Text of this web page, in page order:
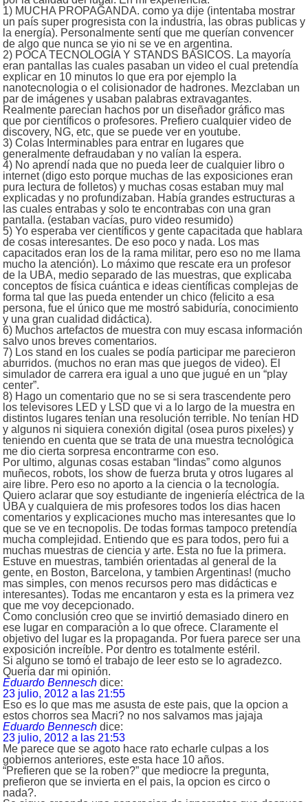
1) MUCHA PROPAGANDA. como ya dije (intentaba mostrar
un país super progresista con la industria, las obras publicas y
la energía). Personalmente sentí que me querían convencer
de algo que nunca se vio ni se ve en argentina.
2) POCA TECNOLOGÍA Y STANDS BÁSICOS. La mayoría
eran pantallas las cuales pasaban un video el cual pretendía
explicar en 10 minutos lo que era por ejemplo la
nanotecnologia o el colisionador de hadrones. Mezclaban un
par de imágenes y usaban palabras extravagantes.
Realmente parecían hachos por un diseñador gráfico mas
que por científicos o profesores. Prefiero cualquier video de
discovery, NG, etc, que se puede ver en youtube.
3) Colas Interminables para entrar en lugares que
generalmente defraudaban y no valían la espera.
4) No aprendí nada que no pueda leer de cualquier libro o
internet (digo esto porque muchas de las exposiciones eran
pura lectura de folletos) y muchas cosas estaban muy mal
explicadas y no profundizaban. Había grandes estructuras a
las cuales entrabas y solo te encontrabas con una gran
pantalla. (estaban vacías, puro video resumido)
5) Yo esperaba ver científicos y gente capacitada que hablara
de cosas interesantes. De eso poco y nada. Los mas
capacitados eran los de la rama militar, pero eso no me llama
mucho la atención). Lo máximo que rescate era un profesor
de la UBA, medio separado de las muestras, que explicaba
conceptos de física cuántica e ideas científicas complejas de
forma tal que las pueda entender un chico (felicito a esa
persona, fue el único que me mostró sabiduría, conocimiento
y una gran cualidad didáctica).
6) Muchos artefactos de muestra con muy escasa información
salvo unos breves comentarios.
7) Los stand en los cuales se podía participar me parecieron
aburridos. (muchos no eran mas que juegos de video). El
simulador de carrera era igual a uno que jugué en un “play
center”.
8) Hago un comentario que no se si sera trascendente pero
los televisores LED y LSD que vi a lo largo de la muestra en
distintos lugares tenían una resolución terrible. No tenían HD
y algunos ni siquiera conexión digital (osea puros pixeles) y
teniendo en cuenta que se trata de una muestra tecnológica
me dio cierta sorpresa encontrarme con eso.
Por ultimo, algunas cosas estaban “lindas” como algunos
muñecos, robots, los show de fuerza bruta y otros lugares al
aire libre. Pero eso no aporto a la ciencia o la tecnología.
Quiero aclarar que soy estudiante de ingeniería eléctrica de la
UBA y cualquiera de mis profesores todos los dias hacen
comentarios y explicaciones mucho mas interesantes que lo
que se ve en tecnopolis. De todas formas tampoco pretendía
mucha complejidad. Entiendo que es para todos, pero fui a
muchas muestras de ciencia y arte. Esta no fue la primera.
Estuve en muestras, también orientadas al general de la
gente, en Boston, Barcelona, y tambien Argentinas! (mucho
mas simples, con menos recursos pero mas didácticas e
interesantes). Todas me encantaron y esta es la primera vez
que me voy decepcionado.
Como conclusión creo que se invirtió demasiado dinero en
ese lugar en comparación a lo que ofrece. Claramente el
objetivo del lugar es la propaganda. Por fuera parece ser una
exposición increíble. Por dentro es totalmente estéril.
Si alguno se tomó el trabajo de leer esto se lo agradezco.
Quería dar mi opinión.
Eduardo Bennesch dice:
23 julio, 2012 a las 21:55
Eso es lo que mas me asusta de este pais, que la opcion a
estos chorros sea Macri? no nos salvamos mas jajaja
Eduardo Bennesch dice:
23 julio, 2012 a las 21:53
Me parece que se agoto hace rato echarle culpas a los
gobiernos anteriores, este esta hace 10 años.
“Prefieren que se la roben?” que mediocre la pregunta,
prefieron que se invierta en el pais, la opcion es circo o
nada?.